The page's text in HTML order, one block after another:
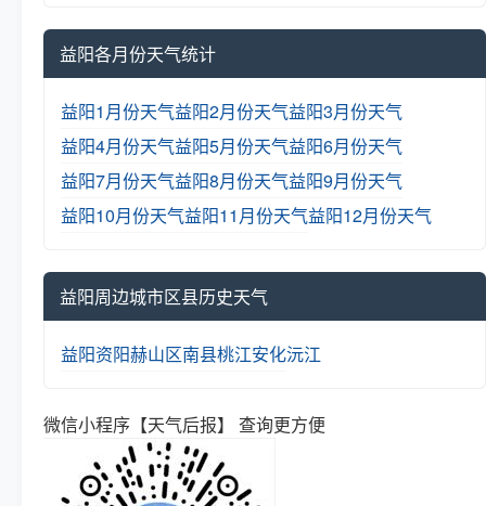
益阳各月份天气统计
益阳1月份天气益阳2月份天气益阳3月份天气
益阳4月份天气益阳5月份天气益阳6月份天气
益阳7月份天气益阳8月份天气益阳9月份天气
益阳10月份天气益阳11月份天气益阳12月份天气
益阳周边城市区县历史天气
益阳资阳赫山区南县桃江安化沅江
微信小程序【天气后报】 查询更方便